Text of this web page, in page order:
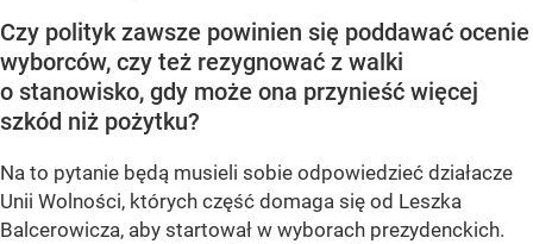
Czy polityk zawsze powinien się poddawać ocenie
wyborców, czy też rezygnować z walki
o stanowisko, gdy może ona przynieść więcej
szkód niż pożytku?
Na to pytanie będą musieli sobie odpowiedzieć działacze
Unii Wolności, których część domaga się od Leszka
Balcerowicza, aby startował w wyborach prezydenckich.